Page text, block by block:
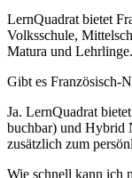
LernQuadrat bietet
Volksschule,
Matura und Lehrlinge.
Gibt es Französisch-
Ja. LernQuadrat
buchbar) und Hybrid
zusätzlich zum
Wie schnell kann ich